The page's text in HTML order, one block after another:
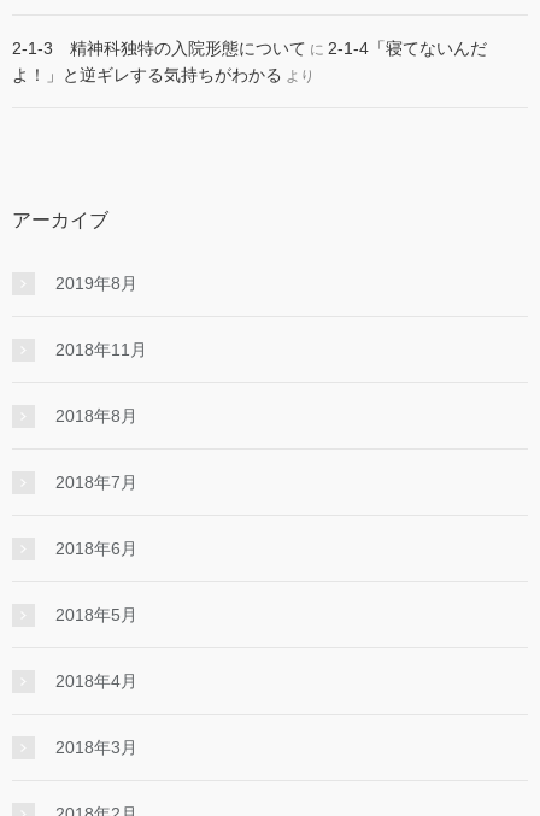
2-1-3 精神科独特の入院形態について に 2-1-4「寝てないんだ
よ！」と逆ギレする気持ちがわかる より
アーカイブ
2019年8月
2018年11月
2018年8月
2018年7月
2018年6月
2018年5月
2018年4月
2018年3月